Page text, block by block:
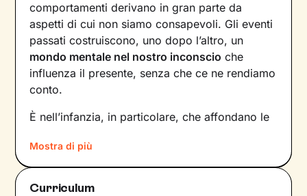
comportamenti derivano in gran parte da
aspetti di cui non siamo consapevoli. Gli eventi
passati costruiscono, uno dopo l’altro, un
mondo mentale nel nostro inconscio che
influenza il presente, senza che ce ne rendiamo
conto.
È nell’infanzia, in particolare, che affondano le
e agire: leesperienze vissute in famiglia
infatti, vengono apprese, memorizzate e
riproposte nelle relazioni successive.
Mostra di più
Curriculum